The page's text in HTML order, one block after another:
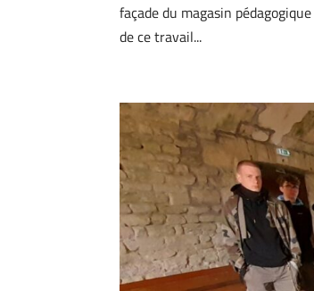
façade du magasin
de ce travail...